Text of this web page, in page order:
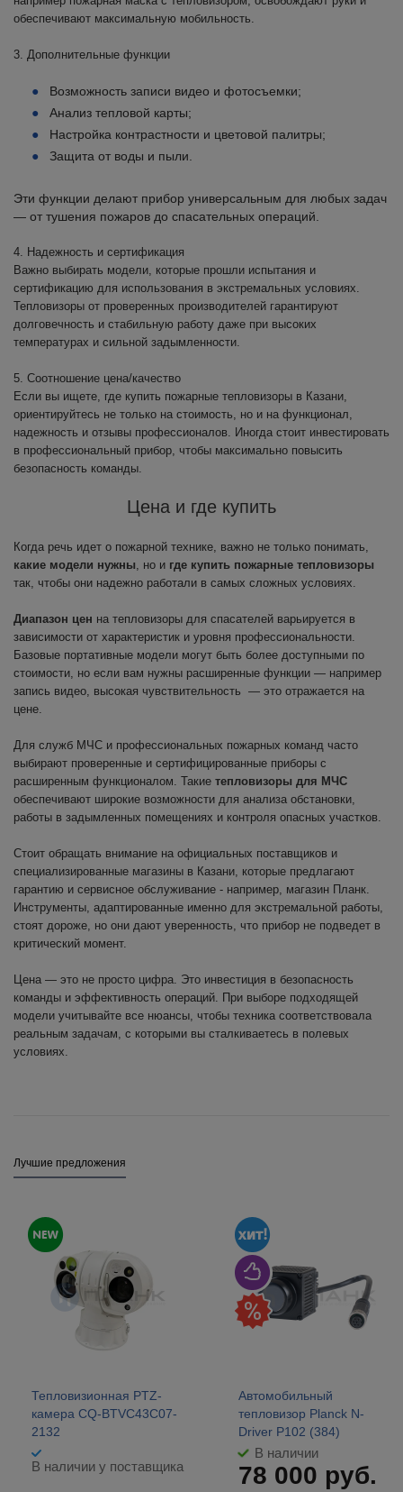
обеспечивают максимальную мобильность.
3. Дополнительные функции
Возможность записи видео и фотосъемки;
Анализ тепловой карты;
Настройка контрастности и цветовой палитры;
Защита от воды и пыли.
Эти функции делают прибор универсальным для любых задач
— от тушения пожаров до спасательных операций.
4. Надежность и сертификация
Важно выбирать модели, которые прошли испытания и
сертификацию для использования в экстремальных условиях.
Тепловизоры от проверенных производителей гарантируют
долговечность и стабильную работу даже при высоких
температурах и сильной задымленности.
5. Соотношение цена/качество
Если вы ищете, где купить пожарные тепловизоры в Казани,
ориентируйтесь не только на стоимость, но и на функционал,
надежность и отзывы профессионалов. Иногда стоит инвестировать
в профессиональный прибор, чтобы максимально повысить
безопасность команды.
Цена и где купить
Когда речь идет о пожарной технике, важно не только понимать,
какие модели нужны, но и где купить пожарные тепловизоры
так, чтобы они надежно работали в самых сложных условиях.
Диапазон цен на тепловизоры для спасателей варьируется в
зависимости от характеристик и уровня профессиональности.
Базовые портативные модели могут быть более доступными по
стоимости, но если вам нужны расширенные функции — например
запись видео, высокая чувствительность — это отражается на
цене.
Для служб МЧС и профессиональных пожарных команд часто
выбирают проверенные и сертифицированные приборы с
расширенным функционалом. Такие тепловизоры для МЧС
обеспечивают широкие возможности для анализа обстановки,
работы в задымленных помещениях и контроля опасных участков.
Стоит обращать внимание на официальных поставщиков и
специализированные магазины в Казани, которые предлагают
гарантию и сервисное обслуживание - например, магазин Планк.
Инструменты, адаптированные именно для экстремальной работы,
стоят дороже, но они дают уверенность, что прибор не подведет в
критический момент.
Цена — это не просто цифра. Это инвестиция в безопасность
команды и эффективность операций. При выборе подходящей
модели учитывайте все нюансы, чтобы техника соответствовала
реальным задачам, с которыми вы сталкиваетесь в полевых
условиях.
Лучшие предложения
Тепловизионная PTZ-
камера CQ-BTVC43C07-
2132
В наличии у поставщика
Автомобильный
тепловизор Planck N-
Driver P102 (384)
В наличии
78 000 руб.